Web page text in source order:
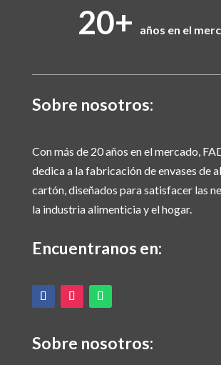
20+ años en el
Sobre nosotros:
Con más de 20 años en el mercado,
dedica a la fabricación de envases de
cartón, diseñados para satisfacer las
la industria alimenticia y el hogar.
Encuentranos en:
Sobre nosotros: